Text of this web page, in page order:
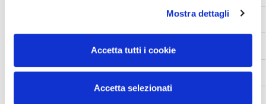
Mostra dettagli
Accetta tutti i cookie
Accetta selezionati
EURO STAMP